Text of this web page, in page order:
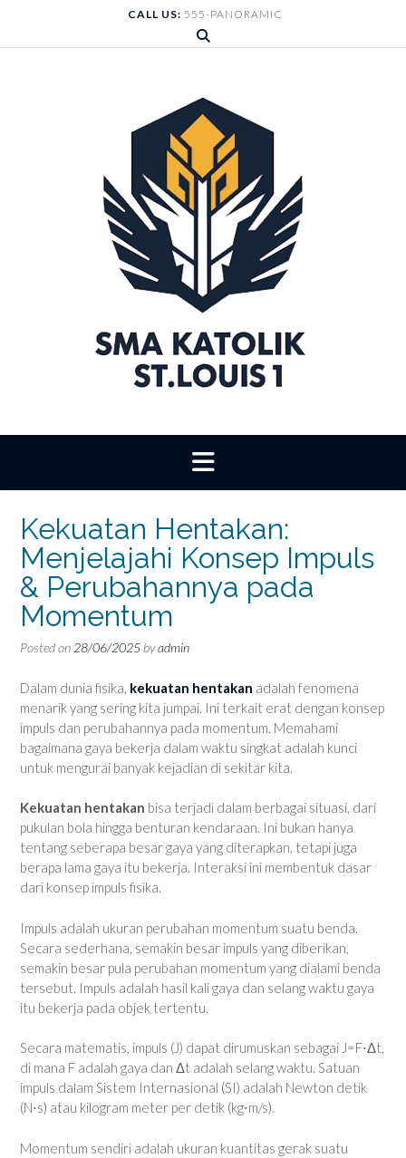
content
CALL US: 555-PANORAMIC
Kekuatan Hentakan:
Menjelajahi Konsep Impuls
& Perubahannya pada
Momentum
Posted on 28/06/2025 byadmin
Dalam dunia fisika, kekuatan hentakan adalah fenomena
menarik yang sering kita jumpai. Ini terkait erat dengan konsep
impuls dan perubahannya pada momentum. Memahami
bagaimana gaya bekerja dalam waktu singkat adalah kunci
untuk mengurai banyak kejadian di sekitar kita.
Kekuatan hentakan bisa terjadi dalam berbagai situasi, dari
pukulan bola hingga benturan kendaraan. Ini bukan hanya
tentang seberapa besar gaya yang diterapkan, tetapi juga
berapa lama gaya itu bekerja. Interaksi ini membentuk dasar
dari konsep impuls fisika.
Impuls adalah ukuran perubahan momentum suatu benda.
Secara sederhana, semakin besar impuls yang diberikan,
semakin besar pula perubahan momentum yang dialami benda
tersebut. Impuls adalah hasil kali gaya dan selang waktu gaya
itu bekerja pada objek tertentu.
Secara matematis, impuls (J) dapat dirumuskan sebagai J=F⋅Δt,
di mana F adalah gaya dan Δt adalah selang waktu. Satuan
impuls dalam Sistem Internasional (SI) adalah Newton detik
(N⋅s) atau kilogram meter per detik (kg⋅m/s).
Momentum sendiri adalah ukuran kuantitas gerak suatu